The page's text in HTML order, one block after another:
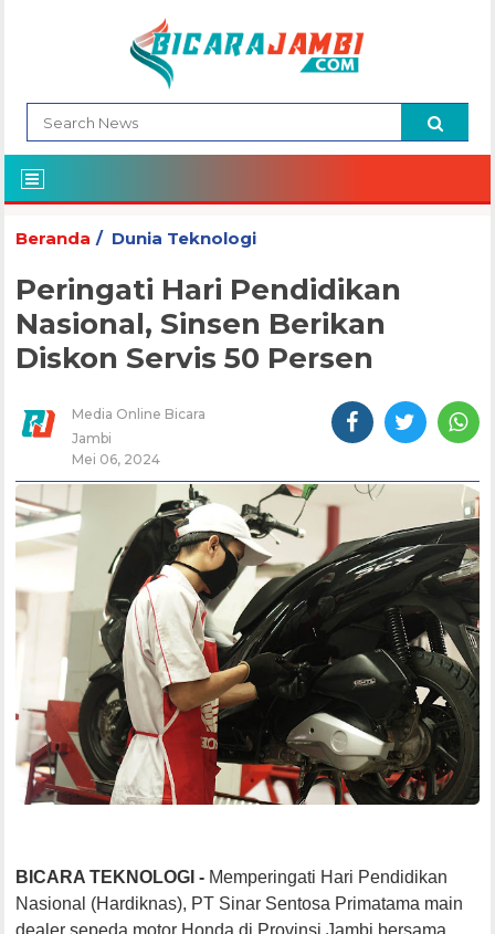
Beranda Dunia Teknologi
Peringati Hari Pendidikan
Nasional, Sinsen Berikan
Diskon Servis 50 Persen
Media Online Bicara
Jambi
Mei 06, 2024
BICARA TEKNOLOGI - Memperingati Hari Pendidikan
Nasional (Hardiknas), PT Sinar Sentosa Primatama main
dealer sepeda motor Honda di Provinsi Jambi bersama